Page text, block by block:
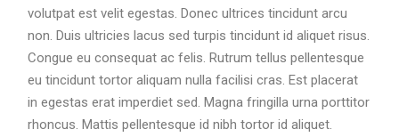
volutpat est velit egestas. Donec ultrices tincidunt arcu
non. Duis ultricies lacus sed turpis tincidunt id aliquet risus.
Congue eu consequat ac felis. Rutrum tellus pellentesque
eu tincidunt tortor aliquam nulla facilisi cras. Est placerat
in egestas erat imperdiet sed. Magna fringilla urna porttitor
rhoncus. Mattis pellentesque id nibh tortor id aliquet.